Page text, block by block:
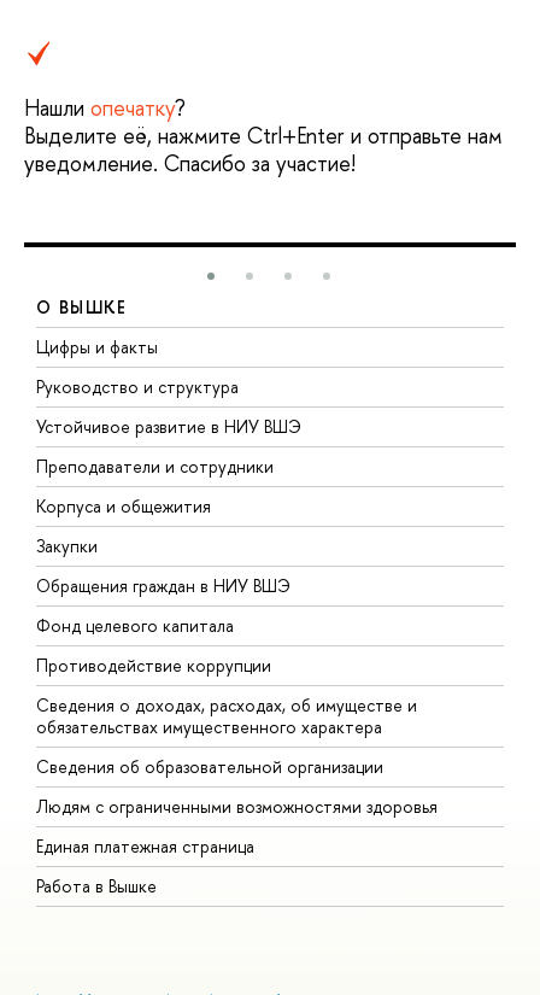
Нашли опечатку?
Выделите её, нажмите Ctrl+Enter и отправьте нам
уведомление. Спасибо за участие!
О ВЫШКЕ
Цифры и факты
Руководство и структура
Устойчивое развитие в НИУ ВШЭ
Преподаватели и сотрудники
Корпуса и общежития
Закупки
Обращения граждан в НИУ ВШЭ
Фонд целевого капитала
Противодействие коррупции
Сведения о доходах, расходах, об имуществе и
обязательствах имущественного характера
Сведения об образовательной организации
Людям с ограниченными возможностями здоровья
Единая платежная страница
Работа в Вышке